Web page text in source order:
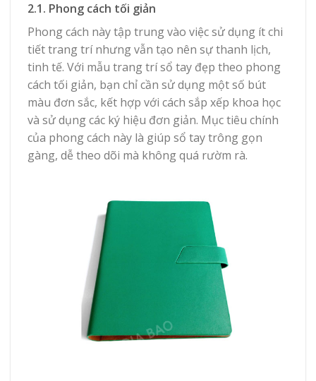
2.1. Phong cách tối giản
Phong cách này tập trung vào việc sử dụng ít chi
tiết trang trí nhưng vẫn tạo nên sự thanh lịch,
tinh tế. Với mẫu trang trí sổ tay đẹp theo phong
cách tối giản, bạn chỉ cần sử dụng một số bút
màu đơn sắc, kết hợp với cách sắp xếp khoa học
và sử dụng các ký hiệu đơn giản. Mục tiêu chính
của phong cách này là giúp sổ tay trông gọn
gàng, dễ theo dõi mà không quá rườm rà.